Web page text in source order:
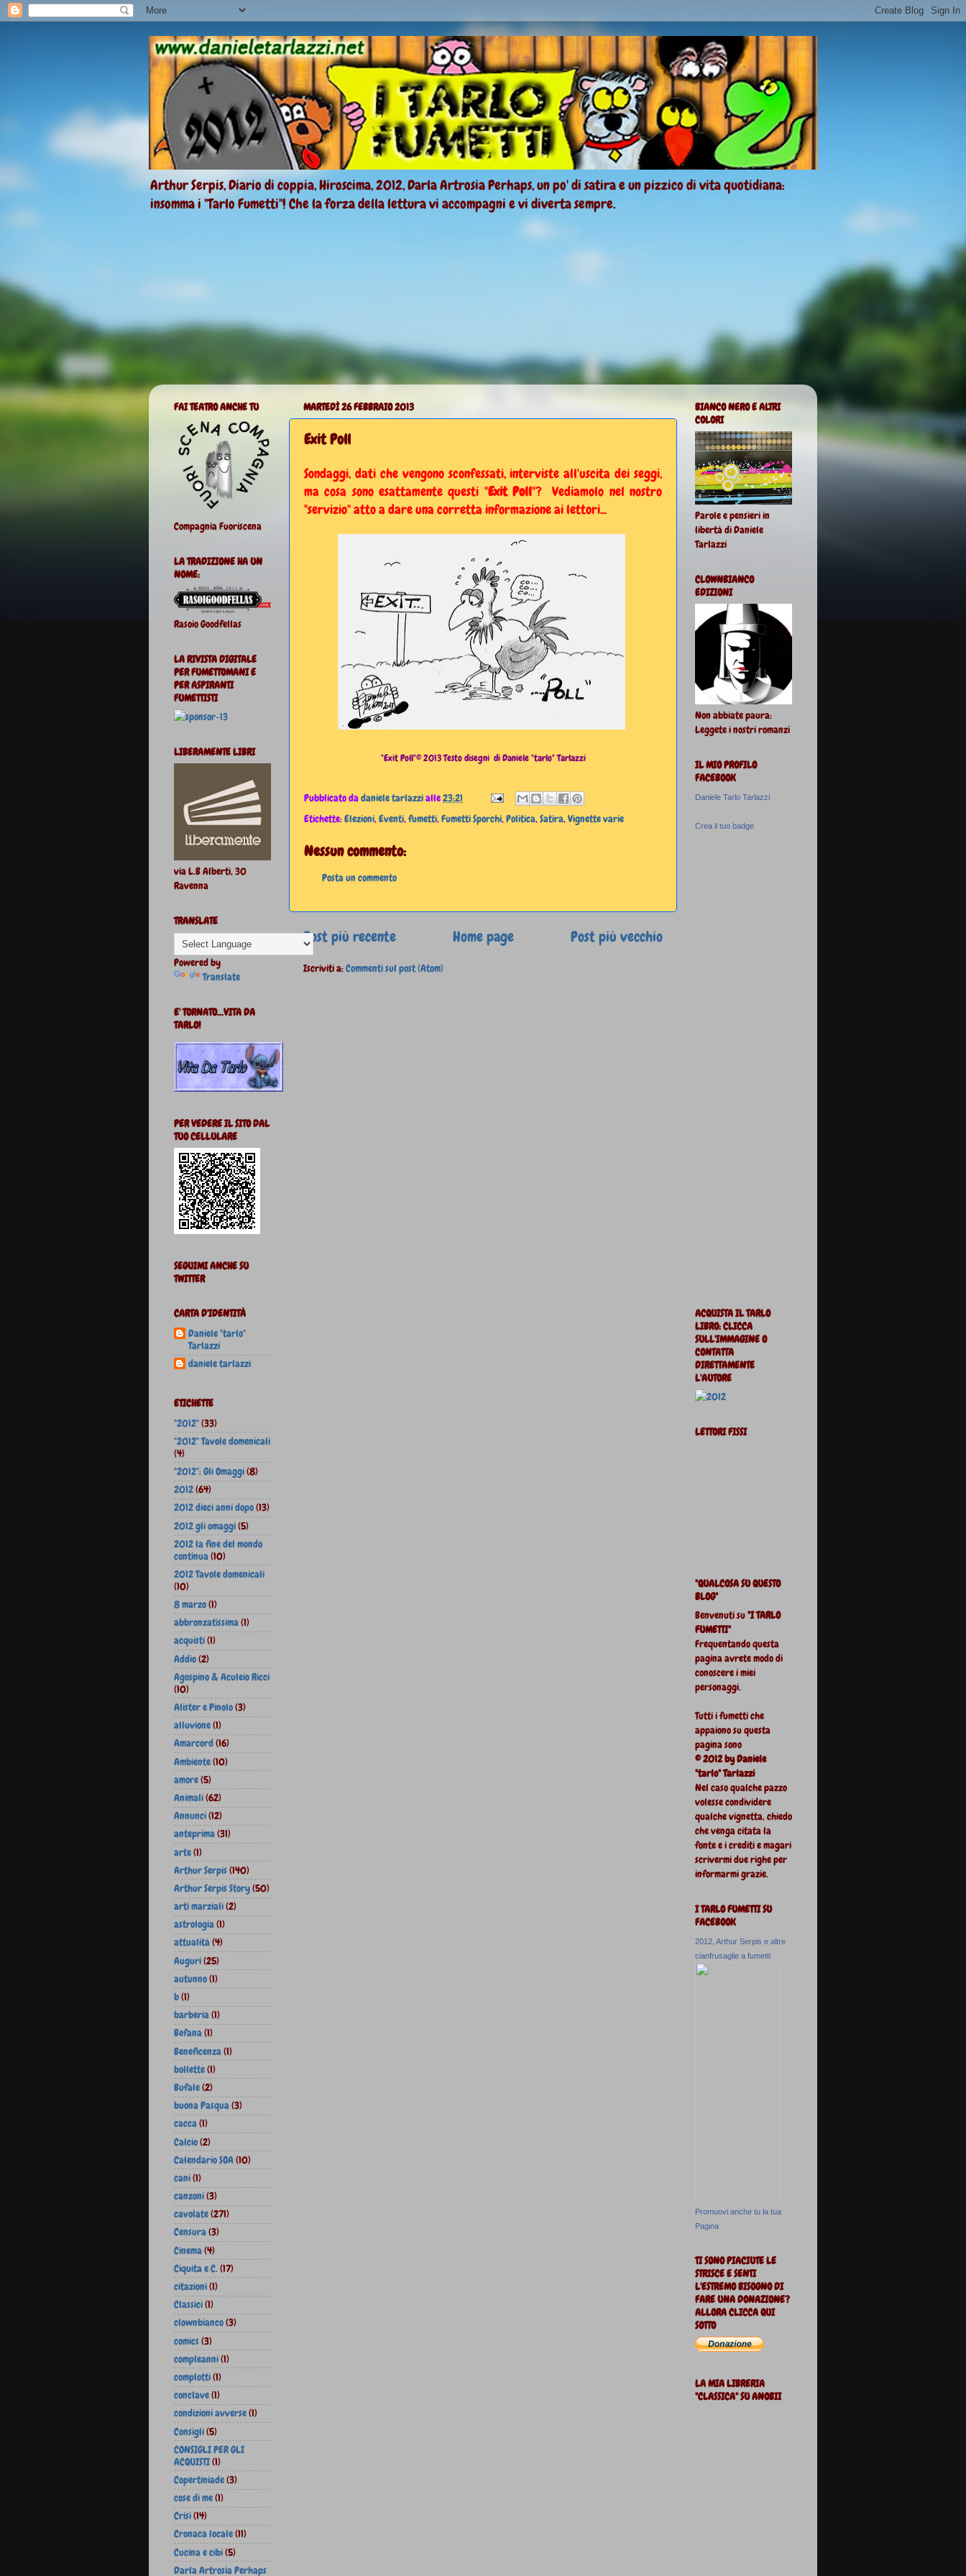
Arthur Serpis, Diario di coppia, Hiroscima, 2012, Darla Artrosia Perhaps, un po' di satira e un pizzico di vita quotidiana:
insomma i "Tarlo Fumetti"! Che la forza della lettura vi accompagni e vi diverta sempre.
MARTEDÌ 26 FEBBRAIO 2013
Exit Poll
Sondaggi, dati che vengono sconfessati, interviste all'uscita dei seggi,
ma cosa sono esattamente questi "Exit Poll"? Vediamolo nel nostro
"servizio" atto a dare una corretta informazione ai lettori...
"Exit Poll"© 2013 Testo disegni di Daniele "tarlo" Tarlazzi
Pubblicato dadaniele tarlazzialle23:21
Etichette:Elezioni,Eventi,fumetti,Fumetti Sporchi,Politica,Satira,Vignette varie
Nessun commento:
Posta un commento
Post più recente Post più vecchio
Home page
Iscriviti a:Commenti sul post (Atom)
FAI TEATRO ANCHE TU
Compagnia Fuoriscena
LA TRADIZIONE HA UN
NOME:
Rasoio Goodfellas
LA RIVISTA DIGITALE
PER FUMETTOMANI E
PER ASPIRANTI
FUMETTISTI
LIBERAMENTE LIBRI
via L.B Alberti, 30
Ravenna
TRANSLATE
Powered by
Translate
E' TORNATO...VITA DA
TARLO!
PER VEDERE IL SITO DAL
TUO CELLULARE
SEGUIMI ANCHE SU
TWITTER
CARTA D'IDENTITÀ
Daniele "tarlo"
Tarlazzi
daniele tarlazzi
ETICHETTE
"2012"(33)
"2012" Tavole domenicali
(4)
"2012": Gli Omaggi(8)
2012(64)
2012 dieci anni dopo(13)
2012 gli omaggi(5)
2012 la fine del mondo
continua(10)
2012 Tavole domenicali
(10)
8 marzo(1)
abbronzatissima(1)
acquisti(1)
Addio(2)
Agospino & Aculeio Ricci
(10)
Alister e Pinolo(3)
alluvione(1)
Amarcord(16)
Ambiente(10)
amore(5)
Animali(62)
Annunci(12)
anteprima(31)
arte(1)
Arthur Serpis(140)
Arthur Serpis Story(50)
arti marziali(2)
astrologia(1)
attualità(4)
Auguri(25)
autunno(1)
b(1)
barberia(1)
Befana(1)
Beneficenza(1)
bollette(1)
Bufale(2)
buona Pasqua(3)
cacca(1)
Calcio(2)
Calendario SOA(10)
cani(1)
canzoni(3)
cavolate(271)
Censura(3)
Cinema(4)
Ciquita e C.(17)
citazioni(1)
Classici(1)
clownbianco(3)
comics(3)
compleanni(1)
complotti(1)
conclave(1)
condizioni avverse(1)
Consigli(5)
CONSIGLI PER GLI
ACQUISTI(1)
Copertiniade(3)
cose di me(1)
Crisi(14)
Cronaca locale(11)
Cucina e cibi(5)
Darla Artrosia Perhaps
BIANCO NERO E ALTRI
COLORI
Parole e pensieri in
libertà di Daniele
Tarlazzi
CLOWNBIANCO
EDIZIONI
Non abbiate paura:
Leggete i nostri romanzi
IL MIO PROFILO
FACEBOOK
Daniele Tarlo Tarlazzi
Crea il tuo badge
ACQUISTA IL TARLO
LIBRO: CLICCA
SULL'IMMAGINE O
CONTATTA
DIRETTAMENTE
L'AUTORE
LETTORI FISSI
"QUALCOSA SU QUESTO
BLOG"
Benvenuti su"I TARLO
FUMETTI"
Frequentando questa
pagina avrete modo di
conoscere i miei
personaggi.
Tutti i fumetti che
appaiono su questa
pagina sono
© 2012 by Daniele
"tarlo" Tarlazzi
Nel caso qualche pazzo
volesse condividere
qualche vignetta, chiedo
che venga citata la
fonte e i crediti e magari
scrivermi due righe per
informarmi grazie.
I TARLO FUMETTI SU
FACEBOOK
2012, Arthur Serpis e altre
cianfrusaglie a fumetti
Promuovi anche tu la tua
Pagina
TI SONO PIACIUTE LE
STRISCE E SENTI
L'ESTREMO BISOGNO DI
FARE UNA DONAZIONE?
ALLORA CLICCA QUI
SOTTO
LA MIA LIBRERIA
"CLASSICA" SU ANOBII